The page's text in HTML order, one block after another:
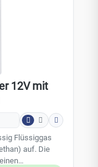
0,2400 Vol.
Fehleranzeige
12V mit
Flüssiggas
auf. Die